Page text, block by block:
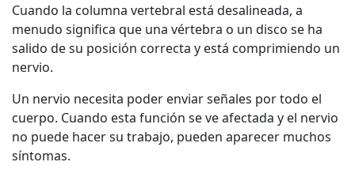
Cuando la columna vertebral está desalineada, a
menudo significa que una vértebra o un disco se ha
salido de su posición correcta y está comprimiendo un
nervio.
Un nervio necesita poder enviar señales por todo el
cuerpo. Cuando esta función se ve afectada y el nervio
no puede hacer su trabajo, pueden aparecer muchos
síntomas.